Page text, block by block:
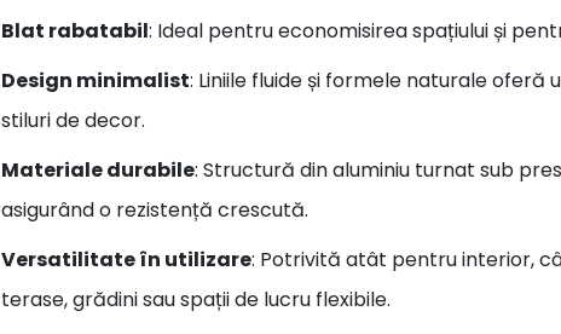
Blat rabatabil: Ideal pentru economisirea spațiului și
Design minimalist: Liniile fluide și formele naturale
stiluri de decor.
Materiale durabile: Structură din aluminiu turnat sub
asigurând o rezistență crescută.
Versatilitate în utilizare: Potrivită atât pentru interior,
terase, grădini sau spații de lucru flexibile.